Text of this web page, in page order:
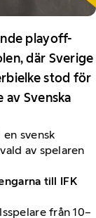
playoff-
där Sverige
stod för
Svenska
svensk
av spelaren
till IFK
från 10–